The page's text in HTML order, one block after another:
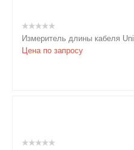
Измеритель длины кабеля
Цена по запросу